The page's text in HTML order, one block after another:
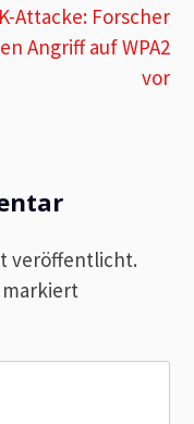
Attacke: Forscher
Angriff auf WPA2
vor
veröffentlicht.
markiert